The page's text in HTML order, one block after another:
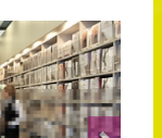
Next